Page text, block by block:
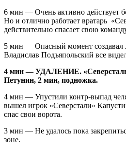
6 мин — Очень активно действует
Но и отлично работает вратарь
действительно спасает свою
5 мин — Опасный момент создавал
Владислав Подъяпольский все
4 мин — УДАЛЕНИЕ.
Петунин, 2 мин, подножка.
4 мин — Упустили контр-выпад
вышел игрок «Северстали»
спас свои ворота.
3 мин — Не удалось пока
зоне.